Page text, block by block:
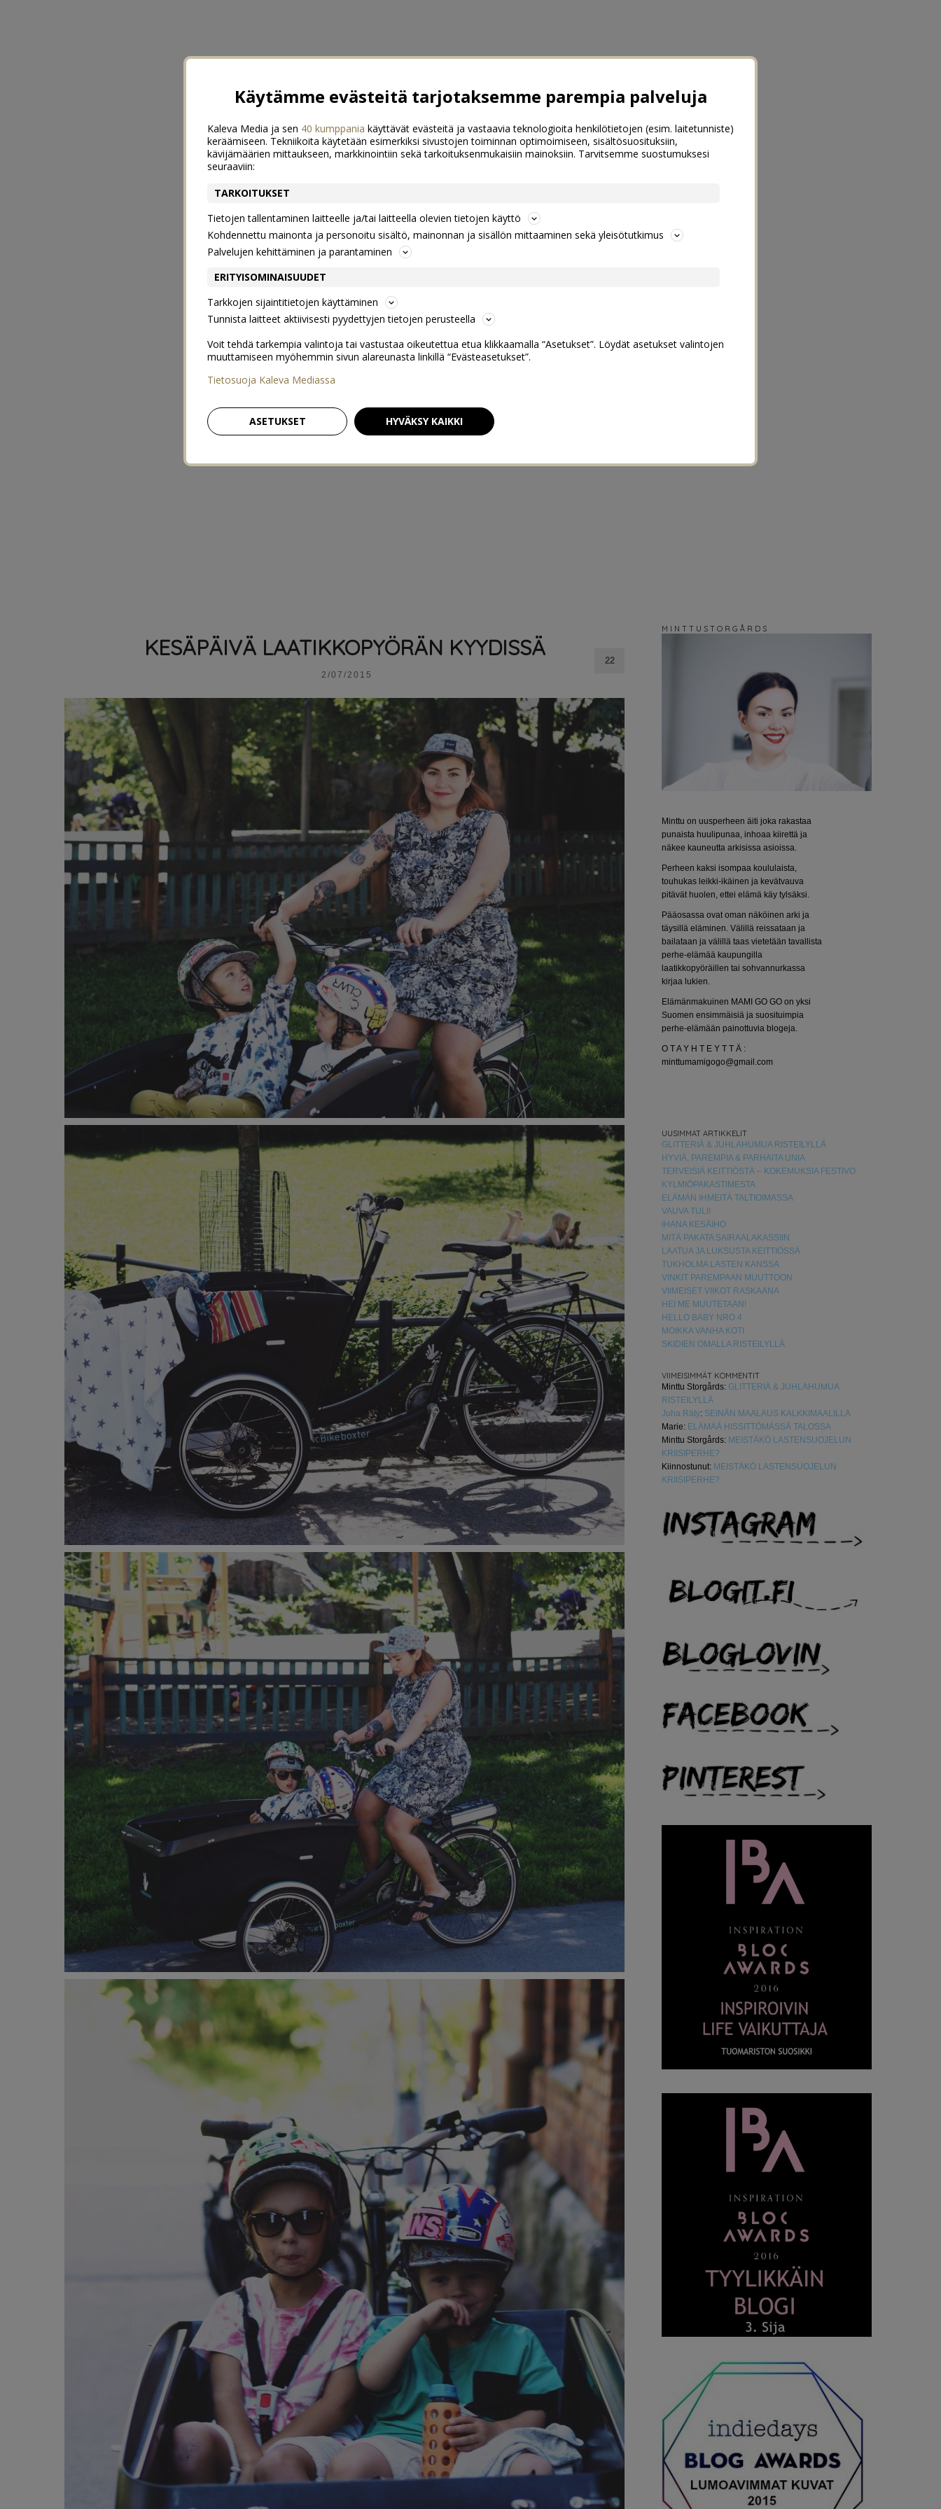
KESÄPÄIVÄ LAATIKKOPYÖRÄN KYYDISSÄ
2/07/2015
22
M I N T T U S T O R G Å R D S
Minttu on uusperheen äiti joka rakastaa
punaista huulipunaa, inhoaa kiirettä ja
näkee kauneutta arkisissa asioissa.
Perheen kaksi isompaa koululaista,
touhukas leikki-ikäinen ja kevätvauva
pitävät huolen, ettei elämä käy tylsäksi.
Pääosassa ovat oman näköinen arki ja
täysillä eläminen. Välillä reissataan ja
bailataan ja välillä taas vietetään tavallista
perhe-elämää kaupungilla
laatikkopyöräillen tai sohvannurkassa
kirjaa lukien.
Elämänmakuinen MAMI GO GO on yksi
Suomen ensimmäisiä ja suosituimpia
perhe-elämään painottuvia blogeja.
O T A Y H T E Y T T Ä :
minttumamigogo@gmail.com
UUSIMMAT ARTIKKELIT
GLITTERIÄ & JUHLAHUMUA RISTEILYLLÄ
HYVIÄ, PAREMPIA & PARHAITA UNIA
TERVEISIÄ KEITTIÖSTÄ – KOKEMUKSIA FESTIVO
KYLMIÖPAKASTIMESTA
ELÄMÄN IHMEITÄ TALTIOIMASSA
VAUVA TULI!
IHANA KESÄIHO
MITÄ PAKATA SAIRAALAKASSIIN
LAATUA JA LUKSUSTA KEITTIÖSSÄ
TUKHOLMA LASTEN KANSSA
VINKIT PAREMPAAN MUUTTOON
VIIMEISET VIIKOT RASKAANA
HEI ME MUUTETAAN!
HELLO BABY NRO 4
MOIKKA VANHA KOTI
SKIDIEN OMALLA RISTEILYLLÄ
VIIMEISIMMÄT KOMMENTIT
Minttu Storgårds: GLITTERIÄ & JUHLAHUMUA
RISTEILYLLÄ
Juha Räty: SEINÄN MAALAUS KALKKIMAALILLA
Marie: ELÄMÄÄ HISSITTÖMÄSSÄ TALOSSA
Minttu Storgårds: MEISTÄKÖ LASTENSUOJELUN
KRIISIPERHE?
Kiinnostunut: MEISTÄKÖ LASTENSUOJELUN
KRIISIPERHE?
Käytämme evästeitä tarjotaksemme parempia palveluja
Kaleva Media ja sen 40 kumppania käyttävät evästeitä ja vastaavia teknologioita henkilötietojen (esim. laitetunniste)
keräämiseen. Tekniikoita käytetään esimerkiksi sivustojen toiminnan optimoimiseen, sisältösuosituksiin,
kävijämäärien mittaukseen, markkinointiin sekä tarkoituksenmukaisiin mainoksiin. Tarvitsemme suostumuksesi
seuraaviin:
TARKOITUKSET
Tietojen tallentaminen laitteelle ja/tai laitteella olevien tietojen käyttö
Kohdennettu mainonta ja personoitu sisältö, mainonnan ja sisällön mittaaminen sekä yleisötutkimus
Palvelujen kehittäminen ja parantaminen
ERITYISOMINAISUUDET
Tarkkojen sijaintitietojen käyttäminen
Tunnista laitteet aktiivisesti pyydettyjen tietojen perusteella
Voit tehdä tarkempia valintoja tai vastustaa oikeutettua etua klikkaamalla “Asetukset”. Löydät asetukset valintojen
muuttamiseen myöhemmin sivun alareunasta linkillä “Evästeasetukset”.
Tietosuoja Kaleva Mediassa
ASETUKSET HYVÄKSY KAIKKI